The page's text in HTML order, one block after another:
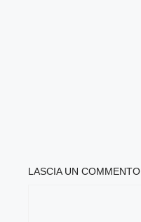
LASCIA UN COMMENTO